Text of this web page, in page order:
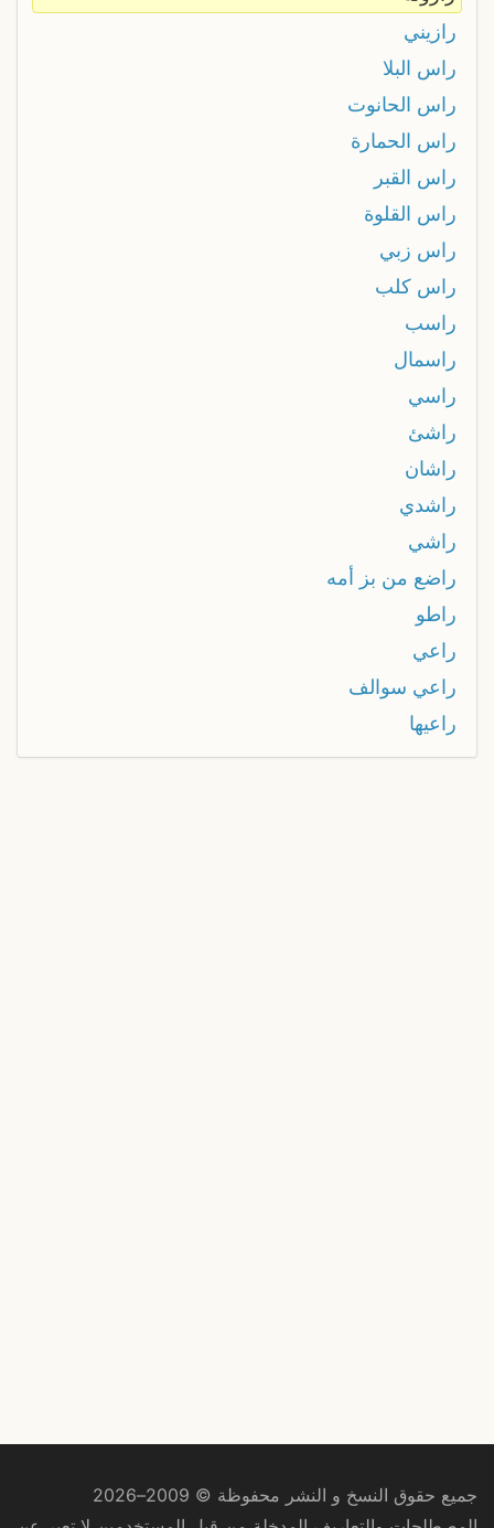
رازيني
راس البلا
راس الحانوت
راس الحمارة
راس القبر
راس القلوة
راس زبي
راس كلب
راسب
راسمال
راسي
راشئ
راشان
راشدي
راشي
راضع من بز أمه
راطو
راعي
راعي سوالف
راعيها
جميع حقوق النسخ و النشر محفوظة © 2009–2026